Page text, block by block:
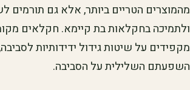
מהמוצרים הטריים ביותר, אלא גם תורמים
ולתמיכה בחקלאות בת קיימא. חקלאים
מקפידים על שיטות גידול ידידותיות
השפעתם השלילית על הסביבה.